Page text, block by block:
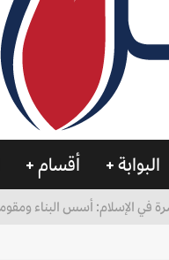
البوابة أقسام
في الإسلام: أسس البناء